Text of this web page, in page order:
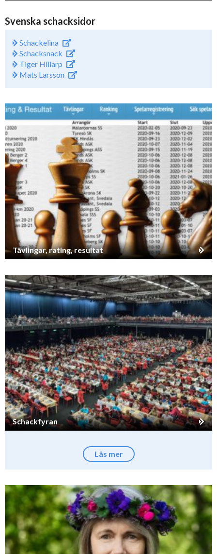
Svenska schacksidor
Schackelina
Schacksnack
Tiger Hillarp
Mats Larsson
Tävlingar, rating, resultat
Schackfyran
Läs mer